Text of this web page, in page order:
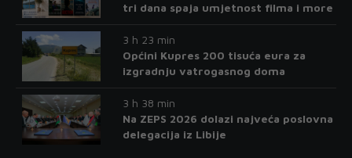
tri dana spaja umjetnost filma i more
3 h 23 min
Općini Kupres 200 tisuća eura za
izgradnju vatrogasnog doma
3 h 38 min
Na ZEPS 2026 dolazi najveća poslovna
delegacija iz Libije